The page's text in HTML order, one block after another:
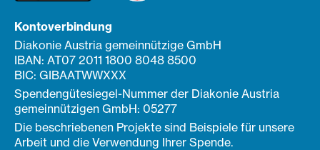
Kontoverbindung
Diakonie Austria gemeinnützige GmbH
IBAN: AT07 2011 1800 8048 8500
BIC: GIBAATWWXXX
Spendengütesiegel-Nummer der Diakonie Austria
gemeinnützigen GmbH: 05277
Die beschriebenen Projekte sind Beispiele für unsere
Arbeit und die Verwendung Ihrer Spende.